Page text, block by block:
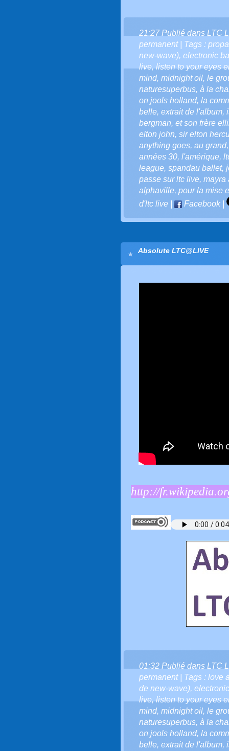
21:27 Publié dans LTC
permanent| Tags :
new-wave), electronic
live,listen to your eyes
mind, midnight oil, le
naturesuperbus, à la
on jools holland, la
belle, extrait de l'album,
bergman, et son frère
elton john, sir elton
anything goes, au grand
années 30, l'amérique,
league, spandau ballet,
passe sur ltc live, mayra
alphaville, pour la mise
d'ltc live
Facebook|
Absolute LTC@LIVE
http://
01:32 Publié dans LTC
permanent| Tags : love
de new-wave),
live,listen to your eyes
mind, midnight oil, le
naturesuperbus, à la
on jools holland, la
belle, extrait de l'album,